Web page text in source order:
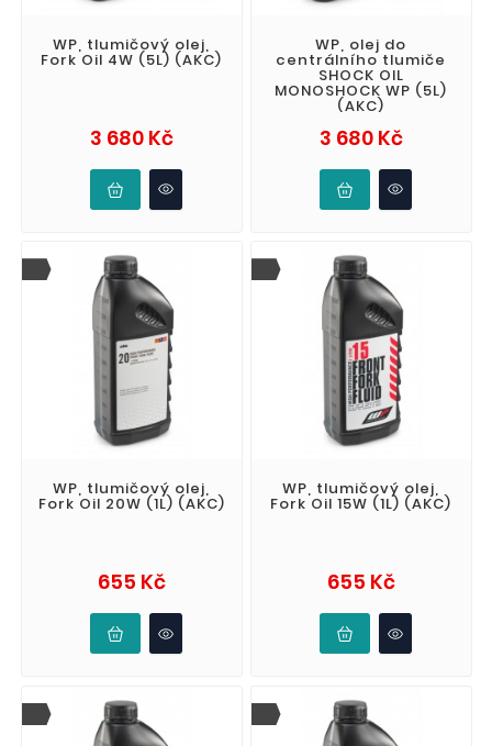
WP, tlumičový olej,
Fork Oil 4W (5L) (AKC)
3 680 KčCena
WP, olej do
centrálního tlumiče
SHOCK OIL
MONOSHOCK WP (5L)
(AKC)
3 680 KčCena
WP, tlumičový olej,
Fork Oil 20W (1L) (AKC)
655 KčCena
WP, tlumičový olej,
Fork Oil 15W (1L) (AKC)
655 KčCena